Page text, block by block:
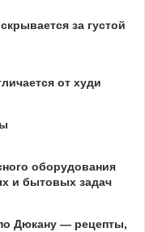
за густой
от худи
оборудования
и бытовых задач
Дюкану — рецепты,